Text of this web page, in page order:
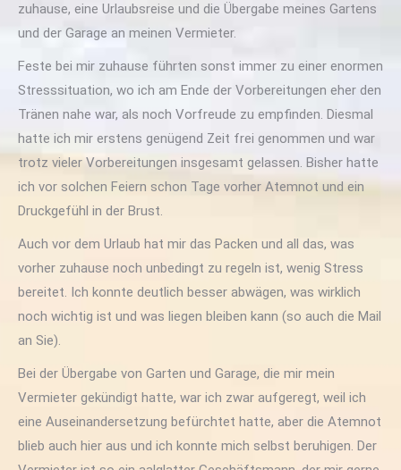
zuhause, eine Urlaubsreise und die Übergabe meines Gartens
und der Garage an meinen Vermieter.
Feste bei mir zuhause führten sonst immer zu einer enormen
Stresssituation, wo ich am Ende der Vorbereitungen eher den
Tränen nahe war, als noch Vorfreude zu empfinden. Diesmal
hatte ich mir erstens genügend Zeit frei genommen und war
trotz vieler Vorbereitungen insgesamt gelassen. Bisher hatte
ich vor solchen Feiern schon Tage vorher Atemnot und ein
Druckgefühl in der Brust.
Auch vor dem Urlaub hat mir das Packen und all das, was
vorher zuhause noch unbedingt zu regeln ist, wenig Stress
bereitet. Ich konnte deutlich besser abwägen, was wirklich
noch wichtig ist und was liegen bleiben kann (so auch die Mail
an Sie).
Bei der Übergabe von Garten und Garage, die mir mein
Vermieter gekündigt hatte, war ich zwar aufgeregt, weil ich
eine Auseinandersetzung befürchtet hatte, aber die Atemnot
blieb auch hier aus und ich konnte mich selbst beruhigen. Der